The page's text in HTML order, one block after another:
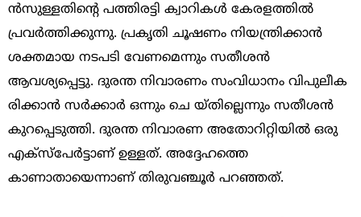
ന്‍സുള്ളതിന്റെ പത്തിരട്ടി ക്വാറികള്‍ കേരളത്തില്‍
പ്രവര്‍ത്തിക്കുന്നു. പ്രകൃതി ചൂഷണം നിയന്ത്രിക്കാന്‍
ശക്തമായ നടപടി വേണമെന്നും സതീശന്‍
ആവശ്യപ്പെട്ടു. ദുരന്ത നിവാരണം സംവിധാനം വിപുലീക
രിക്കാന്‍ സര്‍ക്കാര്‍ ഒന്നും ചെ യ്തില്ലെന്നും സതീശന്‍
കുറപ്പെടുത്തി. ദുരന്ത നിവാരണ അതോറിറ്റിയില്‍ ഒരു
എക്‌സ്‌പേര്‍ട്ടാണ് ഉള്ളത്. അദ്ദേഹത്തെ
കാണാതായെന്നാണ് തിരുവഞ്ചൂര്‍ പറഞ്ഞത്.